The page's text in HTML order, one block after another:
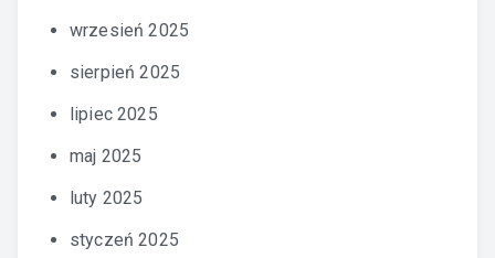
wrzesień 2025
sierpień 2025
lipiec 2025
maj 2025
luty 2025
styczeń 2025